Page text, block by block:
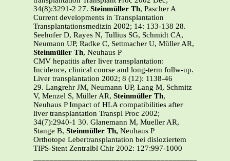
34(8):3291-2 27. Steinmüller Th, Pascher A
Current developments in Transplantation
Transplantationsmedizin 2002; 14: 133-138 28.
Seehofer D, Rayes N, Tullius SG, Schmidt CA,
Neumann UP, Radke C, Settmacher U, Müller AR,
Steinmüller Th, Neuhaus P
CMV hepatitis after liver transplantation:
Incidence, clinical course and long-term follw-up.
Liver transplantation 2002; 8 (12): 1138-46
29. Langrehr JM, Neumann UP, Lang M, Schmitz
V, Menzel S, Müller AR, Steinmüller Th,
Neuhaus P Impact of HLA compatibilities after
liver transplantation Transpl Proc 2002;
34(7):2940-1 30. Glanemann M, Mueller AR,
Stange B, Steinmüller Th, Neuhaus P
Orthotope Lebertransplantation bei disloziertem
TIPS-Stent Zentralbl Chir 2002: 127:997-1000